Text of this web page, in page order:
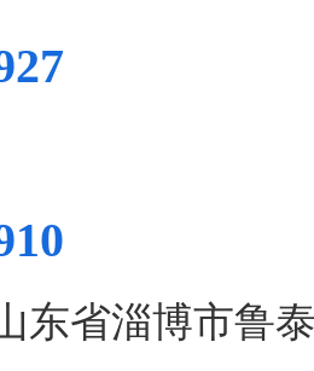
东省淄博市鲁